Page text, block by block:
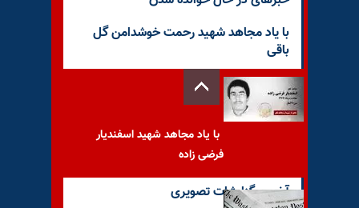
با یاد مجاهد شهید رحمت خوشدامن گل
باقی
با یاد مجاهد شهید اسفندیار
فرضی زاده
آخرین گزارشات تصویری